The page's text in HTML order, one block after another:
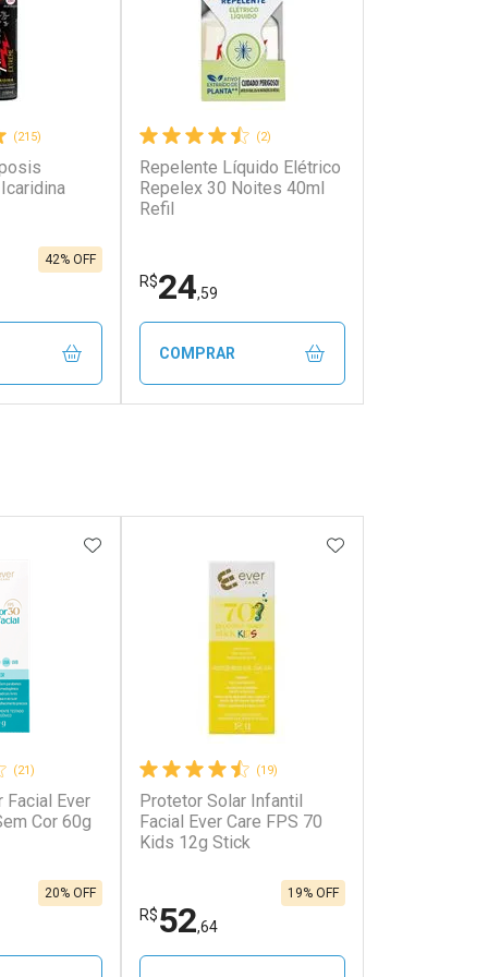
(215)
42% OFF
cada
cada
(2)
Repelente Líquido Elétrico
Repelex 30 Noites 40ml
Refil
R$24,59
COMPRAR
Ativar Desconto
Por R$ 24,59/cada
Por R$ 24,59/cada
(21)
Facial Ever
Cor 60g
20% OFF
ADICIONAR AOS FAVORITOS
(19)
Protetor Solar Infantil
Facial Ever Care FPS 70
Kids 12g Stick
R$52,64
19% OFF
ADICIONAR AOS